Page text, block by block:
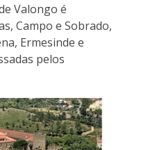
Valongo é
Campo e Sobrado,
Ermesinde e
pelos